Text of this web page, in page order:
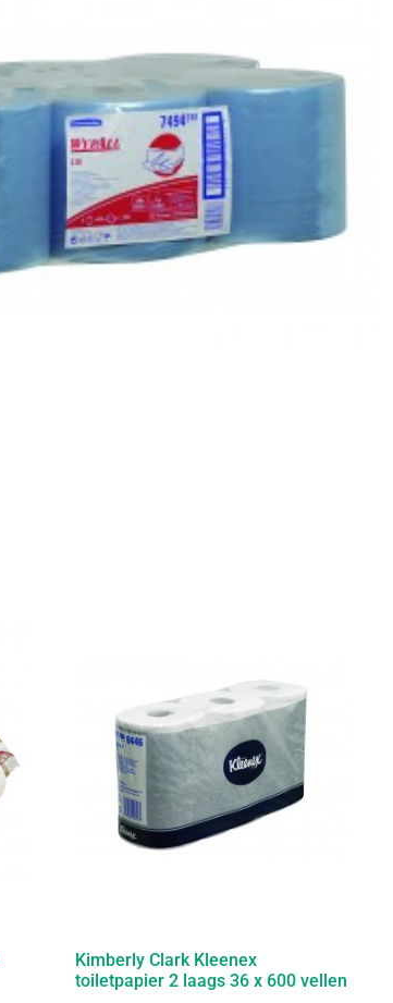
Kimberly Clark Kleenex
toiletpapier 2 laags 36 x 600 vellen